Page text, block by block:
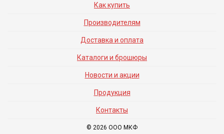
Как купить
Производителям
Доставка и оплата
Каталоги и брошюры
Новости и акции
Продукция
Контакты
© 2026 ООО МКФ